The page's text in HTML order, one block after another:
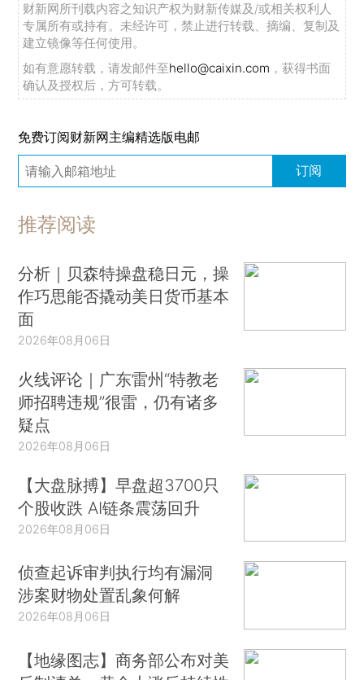
财新网所刊载内容之知识产权为财新传媒及/或相关权利人
专属所有或持有。未经许可，禁止进行转载、摘编、复制及
建立镜像等任何使用。
如有意愿转载，请发邮件至hello@caixin.com ，获得书面
确认及授权后，方可转载。
免费订阅财新网主编精选版电邮
订阅
推荐阅读
分析｜贝森特操盘稳日元，操
作巧思能否撬动美日货币基本
面
2026年08月06日
火线评论｜广东雷州“特教老
师招聘违规”很雷，仍有诸多
疑点
2026年08月06日
【大盘脉搏】早盘超3700只
个股收跌 AI链条震荡回升
2026年08月06日
侦查起诉审判执行均有漏洞
涉案财物处置乱象何解
2026年08月06日
【地缘图志】商务部公布对美